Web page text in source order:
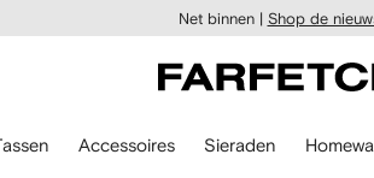
Net binnen | Shop de
Accessoires Sieraden